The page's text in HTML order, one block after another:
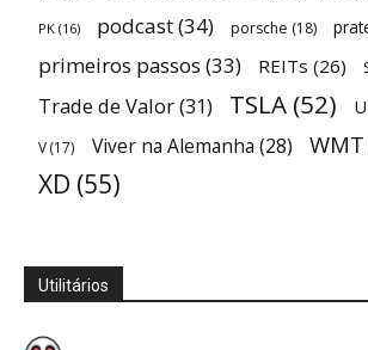
PK (16) podcast(34) porsche (18)
primeiros passos (33) REITs (26)
Trade de Valor(31) TSLA (52)
V(17) Viver na Alemanha (28) WMT
XD (55)
Utilitários